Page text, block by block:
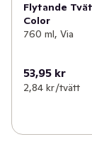
Flytande
Color
760 ml, Via
53,95 kr
2,84 kr /tvätt